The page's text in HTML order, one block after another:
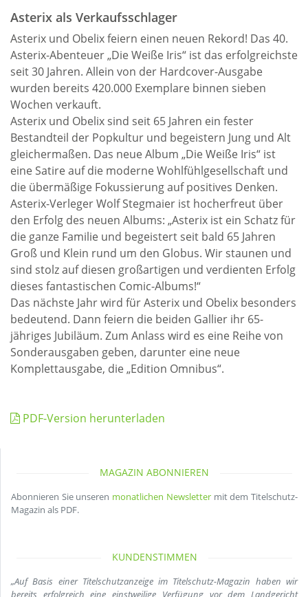
Asterix als Verkaufsschlager
Asterix und Obelix feiern einen neuen Rekord! Das 40.
Asterix-Abenteuer „Die Weiße Iris“ ist das erfolgreichste
seit 30 Jahren. Allein von der Hardcover-Ausgabe
wurden bereits 420.000 Exemplare binnen sieben
Wochen verkauft.
Asterix und Obelix sind seit 65 Jahren ein fester
Bestandteil der Popkultur und begeistern Jung und Alt
gleichermaßen. Das neue Album „Die Weiße Iris“ ist
eine Satire auf die moderne Wohlfühlgesellschaft und
die übermäßige Fokussierung auf positives Denken.
Asterix-Verleger Wolf Stegmaier ist hocherfreut über
den Erfolg des neuen Albums: „Asterix ist ein Schatz für
die ganze Familie und begeistert seit bald 65 Jahren
Groß und Klein rund um den Globus. Wir staunen und
sind stolz auf diesen großartigen und verdienten Erfolg
dieses fantastischen Comic-Albums!“
Das nächste Jahr wird für Asterix und Obelix besonders
bedeutend. Dann feiern die beiden Gallier ihr 65-
jähriges Jubiläum. Zum Anlass wird es eine Reihe von
Sonderausgaben geben, darunter eine neue
Komplettausgabe, die „Edition Omnibus“.
PDF-Version herunterladen
MAGAZIN ABONNIEREN
Abonnieren Sie unseren monatlichen Newslettermit dem Titelschutz-
Magazin als PDF.
KUNDENSTIMMEN
„Auf Basis einer Titelschutzanzeige im Titelschutz-Magazin haben wir
bereits erfolgreich eine einstweilige Verfügung vor dem Landgericht